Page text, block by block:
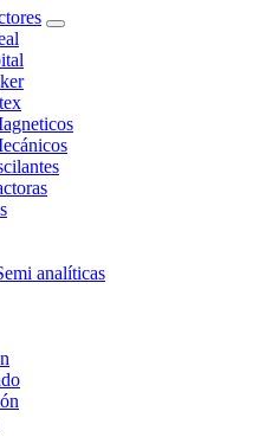
analíticas